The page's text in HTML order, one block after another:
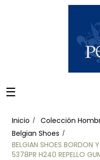
Navegación
palanca
☰
Inicio Colección
Belgian Shoes
BELGIAN SHOES BORDON
5378PR H240 REPELLO